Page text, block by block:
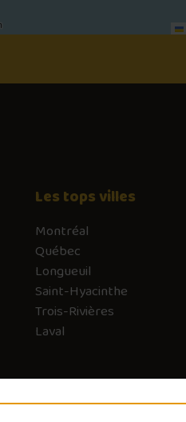
Les tops villes
Montréal
Québec
Longueuil
Saint-Hyacinthe
Trois-Rivières
Laval